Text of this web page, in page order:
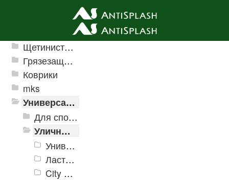
Ячеистые грязезащитные покрытия
Щетинистые покрытия
Грязезащитные, влаговпитывающие покрытия
Коврики
mks
Универсальные модульные покрытия
Для спортивных объектов
Уличные и грязезащитные покрытия
Универсальное модульное покрытие «Pol-Plast»
Ласточкин хвост
City Decking – напольное покрытие из натурального дуба